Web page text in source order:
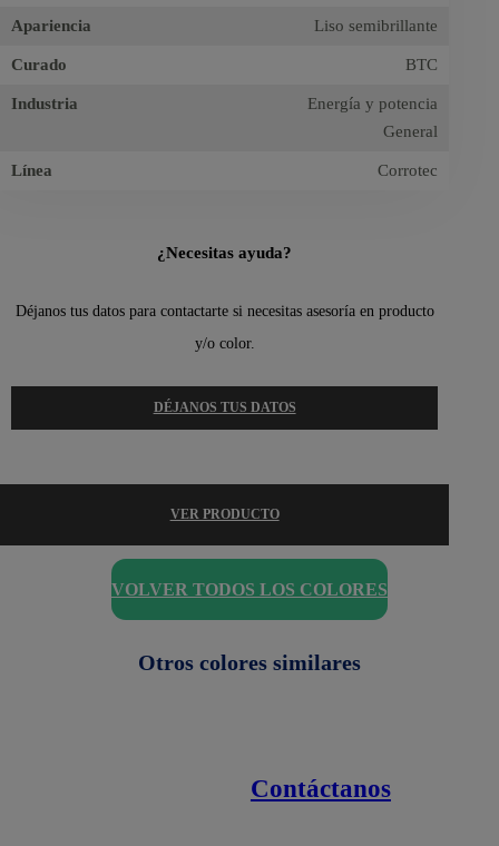
Apariencia Liso semibrillante
Curado BTC
Industria
Energía y potencia
General
Línea Corrotec
¿Necesitas ayuda?
Déjanos tus datos para contactarte si necesitas asesoría en producto
y/o color.
DÉJANOS TUS DATOS
VER PRODUCTO
VOLVER TODOS LOS COLORES
Otros colores similares
Contáctanos